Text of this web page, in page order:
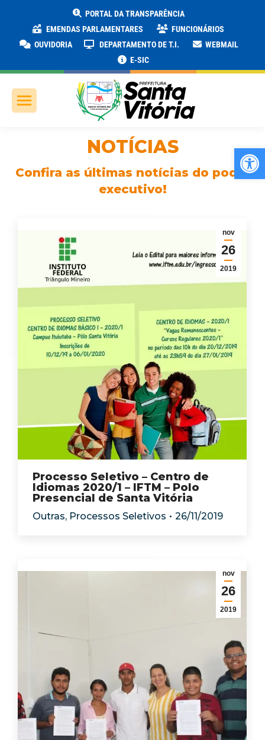
PORTAL DA TRANSPARÊNCIA
EMENDAS PARLAMENTARES
FUNCIONÁRIOS
OUVIDORIA
DEPARTAMENTO DE T.I.
WEBMAIL
E-SIC
NOTÍCIAS
Confira as últimas notícias do poder
executivo!
nov
26
2019
Processo Seletivo – Centro de
Idiomas 2020/1 – IFTM – Polo
Presencial de Santa Vitória
Outras, Processos Seletivos 26/11/2019
nov
26
2019